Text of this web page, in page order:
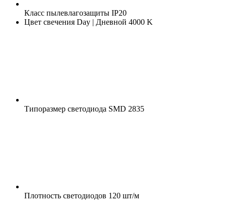
Класс пылевлагозащиты IP20
Цвет свечения Day | Дневной 4000 K
Типоразмер светодиода SMD 2835
Плотность светодиодов 120 шт/м